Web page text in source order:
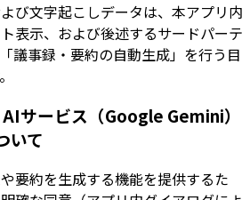
び文字起こしデータは、本アプリ内
表示、および後述するサードパーテ
議事録・要約の自動生成」を行う目
サービス（Google Gemini）
いて
要約を生成する機能を提供するた